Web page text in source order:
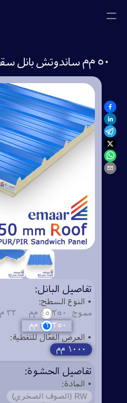
ENGLISH
٥٠ م‌م ساندوتش بانل سقفي البولي يوريثان
تفاصيل البانل:
٣٢ م‌م لوحة شمسية
٤٥/٢٥٠ م‌م
٣٢/٢٥٠ م‌م
مموج
• النوع السطح:
١٠٠٠ م‌م
• العرض الفعّال للتغطية:
تفاصيل الحشوة:
RW (الصوف الصخري)
• المادة: